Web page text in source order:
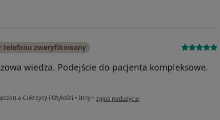
telefonu zweryfikowany
wiedza. Podejście do pacjenta kompleksowe.
Cukrzycy i Otyłości • Inny • w opinii użytkownika Marzena
zgłoś nadużycie